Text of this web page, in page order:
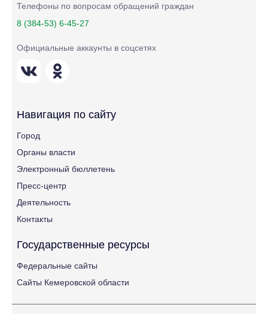
Телефоны по вопросам обращений граждан
8 (384-53) 6-45-27
Официальные аккаунты в соцсетях
Навигация по сайту
Город
Органы власти
Электронный бюллетень
Пресс-центр
Деятельность
Контакты
Государственные ресурсы
Федеральные сайты
Сайты Кемеровской области